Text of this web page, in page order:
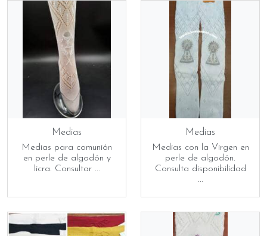
Medias
Medias para comunión
en perle de algodón y
licra. Consultar ...
Medias
Medias con la Virgen en
perle de algodón.
Consulta disponibilidad
...